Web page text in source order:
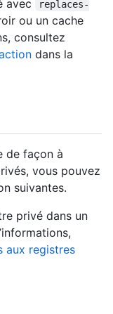
avec
replaces-
ou un cache
consultez
dans la
de façon à
vous pouvez
suivantes.
privé dans un
aux registres